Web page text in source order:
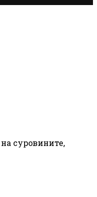
суровините,